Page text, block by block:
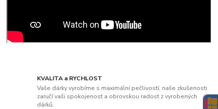
KVALITA a RYCHLOST
Vaše dárky vyrobíme s maximální pečlivostí, naše zkušenosti
zaručí vaši spokojenost a obrovskou radost z vyrobených
dárků.